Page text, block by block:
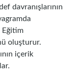
davranışlarının
Eğitim
oluşturur.
içerik